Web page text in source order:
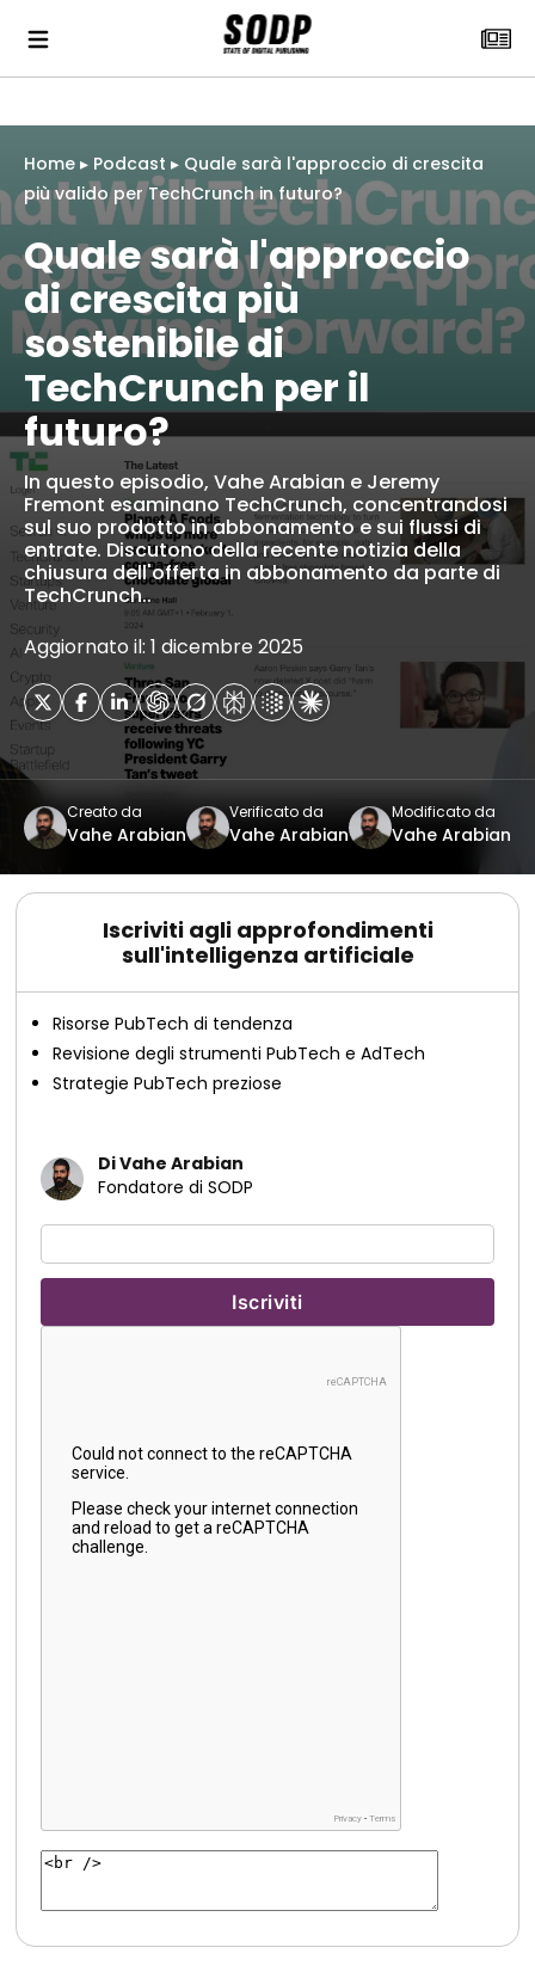
Home ▸ Podcast ▸ Quale sarà l'approccio di crescita
più valido per TechCrunch in futuro?
Quale sarà l'approccio
di crescita più
sostenibile di
TechCrunch per il
futuro?
In questo episodio, Vahe Arabian e Jeremy
Fremont esaminano TechCrunch, concentrandosi
sul suo prodotto in abbonamento e sui flussi di
entrate. Discutono della recente notizia della
chiusura dell'offerta in abbonamento da parte di
TechCrunch..
Aggiornato il: 1 dicembre 2025
Creato da
Vahe Arabian
Verificato da
Vahe Arabian
Modificato da
Vahe Arabian
Iscriviti agli approfondimenti
sull'intelligenza artificiale
Risorse PubTech di tendenza
Revisione degli strumenti PubTech e AdTech
Strategie PubTech preziose
Di Vahe Arabian
Fondatore di SODP